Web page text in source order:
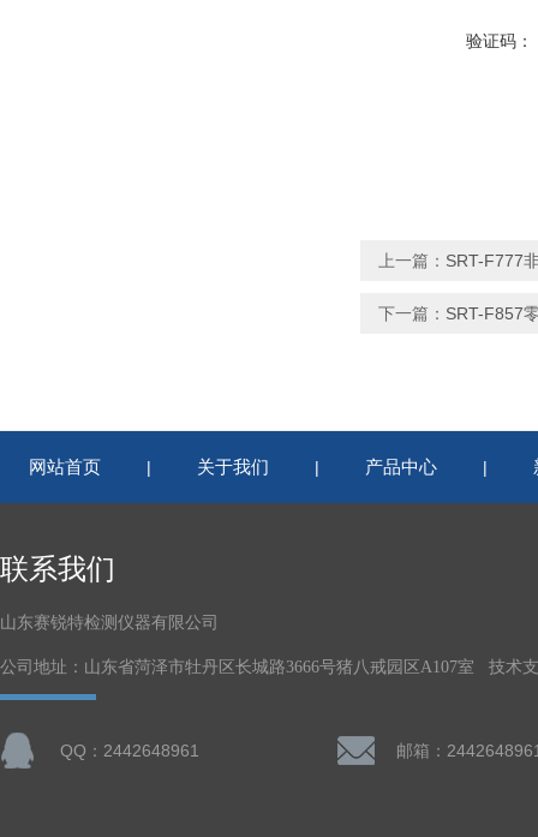
验证码：
上一篇： SRT-F777
下一篇： SRT-F857
网站首页 | 关于我们 | 产品中心 |
联系我们
山东赛锐特检测仪器有限公司
公司地址：山东省菏泽市牡丹区长城路3666号猪八戒园区A107室 技术
QQ：2442648961 邮箱：